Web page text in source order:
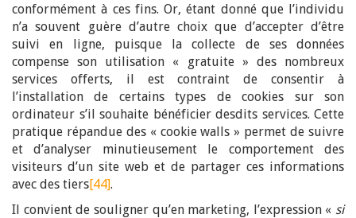
conformément à ces fins. Or, étant donné que l’individu
n’a souvent guère d’autre choix que d’accepter d’être
suivi en ligne, puisque la collecte de ses données
compense son utilisation « gratuite » des nombreux
services offerts, il est contraint de consentir à
l’installation de certains types de cookies sur son
ordinateur s’il souhaite bénéficier desdits services. Cette
pratique répandue des « cookie walls » permet de suivre
et d’analyser minutieusement le comportement des
visiteurs d’un site web et de partager ces informations
avec des tiers[44].
Il convient de souligner qu’en marketing, l’expression « si